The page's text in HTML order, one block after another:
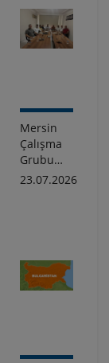
Açıldı,
Kapıkule
ve
Mersin
Çalışma
Grubu
Toplantısı
23.07.2026